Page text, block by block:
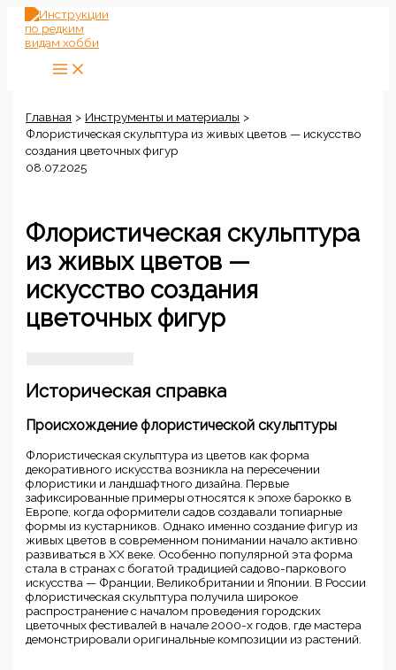
Перейти
содержимому
Главная
Инструменты и материалы
Флористическая скульптура из живых цветов — искусство
создания цветочных фигур
08.07.2025
Флористическая скульптура
из живых цветов —
искусство создания
цветочных фигур
Историческая справка
Происхождение флористической скульптуры
Флористическая скульптура из цветов как форма
декоративного искусства возникла на пересечении
флористики и ландшафтного дизайна. Первые
зафиксированные примеры относятся к эпохе барокко в
Европе, когда оформители садов создавали топиарные
формы из кустарников. Однако именно создание фигур из
живых цветов в современном понимании начало активно
развиваться в XX веке. Особенно популярной эта форма
стала в странах с богатой традицией садово-паркового
искусства — Франции, Великобритании и Японии. В России
флористическая скульптура получила широкое
распространение с началом проведения городских
цветочных фестивалей в начале 2000-х годов, где мастера
демонстрировали оригинальные композиции из растений.